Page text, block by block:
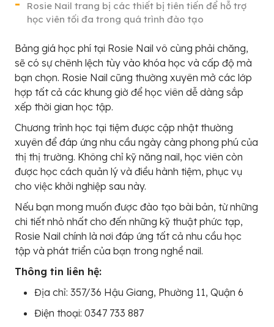
Rosie Nail trang bị các thiết bị tiên tiến để hỗ trợ
học viên tối đa trong quá trình đào tạo
Bảng giá học phí tại Rosie Nail vô cùng phải chăng,
sẽ có sự chênh lệch tùy vào khóa học và cấp độ mà
bạn chọn. Rosie Nail cũng thường xuyên mở các lớp
hợp tất cả các khung giờ để học viên dễ dàng sắp
xếp thời gian học tập.
Chương trình học tại tiệm được cập nhật thường
xuyên để đáp ứng nhu cầu ngày càng phong phú của
thị thị trường. Không chỉ kỹ năng nail, học viên còn
được học cách quản lý và điều hành tiệm, phục vụ
cho việc khởi nghiệp sau này.
Nếu bạn mong muốn được đào tạo bài bản, từ những
chi tiết nhỏ nhất cho đến những kỹ thuật phức tạp,
Rosie Nail chính là nơi đáp ứng tất cả nhu cầu học
tập và phát triển của bạn trong nghề nail.
Thông tin liên hệ:
Địa chỉ: 357/36 Hậu Giang, Phường 11, Quận 6
Điện thoại: 0347 733 887